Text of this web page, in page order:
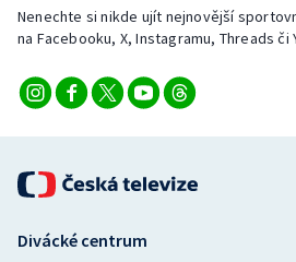
Volejbal
Ostatní
Nenechte si nikde ujít nejnovější
na Facebooku, X, Instagramu, Threads či
Divácké centrum